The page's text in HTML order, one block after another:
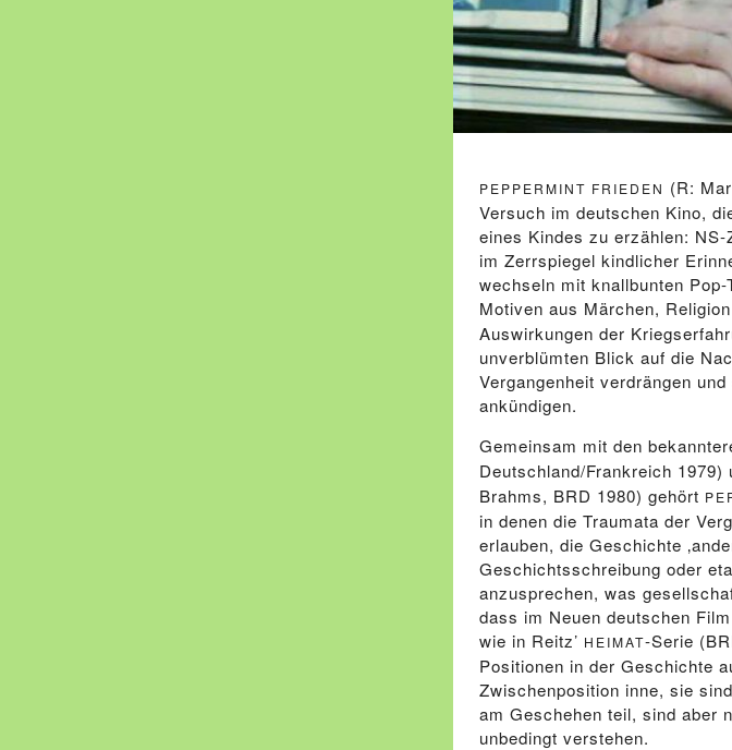
PEPPERMINT FRIEDEN (R:
Versuch im deutschen Kino,
eines Kindes zu erzählen:
im Zerrspiegel kindlicher
wechseln mit knallbunten
Motiven aus Märchen,
Auswirkungen der
unverblümten Blick auf die
Vergangenheit verdrängen
ankündigen.
Gemeinsam mit den
Deutschland/Frankreich 1979)
Brahms, BRD 1980) gehört
in denen die Traumata der
erlauben, die Geschichte
Geschichtsschreibung oder
anzusprechen, was
dass im Neuen deutschen
wie in Reitz’ HEIMAT-Serie
Positionen in der Geschichte
Zwischenposition inne, sie
am Geschehen teil, sind aber
unbedingt verstehen.